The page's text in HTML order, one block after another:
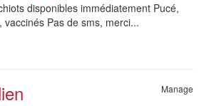
disponibles immédiatement Pucé,
vaccinés Pas de sms, merci...
Manage